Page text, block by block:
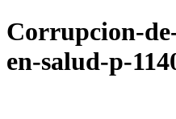
Corrupcion-
en-salud-p-